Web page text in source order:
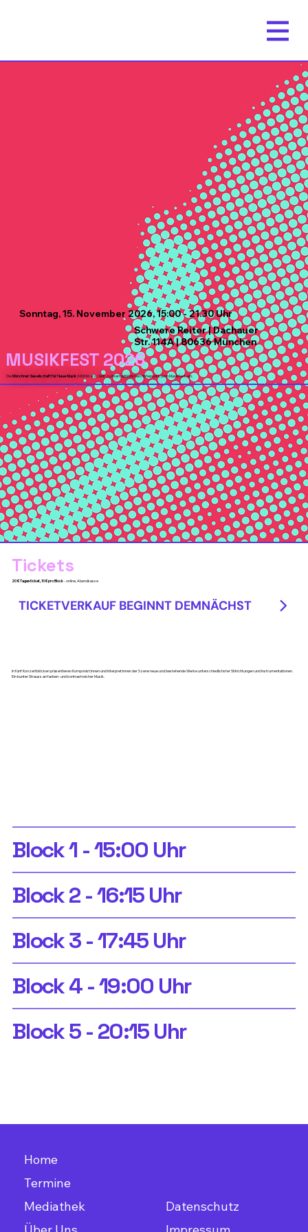
Sonntag, 15. November 2026, 15:00 - 21.30 Uhr
Schwere Reiter | Dachauer
Str. 114A | 80636 München
MUSIKFEST 2026
DieMünchner Gesellschaft für Neue Musik(MGNM. e.V.) lädt zu ihrem alljährlichen Höhe­punkt, dem Musikfest, ein.
Tickets
20 € Tagesticket, 10 € pro Block- online, Abendkasse
TICKETVERKAUF BEGINNT DEMNÄCHST
In fünf Konzertblöcken präsentieren Komponist:innen und Interpret:innen der Szene neue und bestehende Werke unterschiedlichster Stilrichtungen und Instrumentationen.
Ein bunter Strauss an farben- und kontrastreicher Musik.
Block 1 - 15:00 Uhr
Block 2 - 16:15 Uhr
Block 3 - 17:45 Uhr
Block 4 - 19:00 Uhr
Block 5 - 20:15 Uhr
Home
Termine
Mediathek
Datenschutz